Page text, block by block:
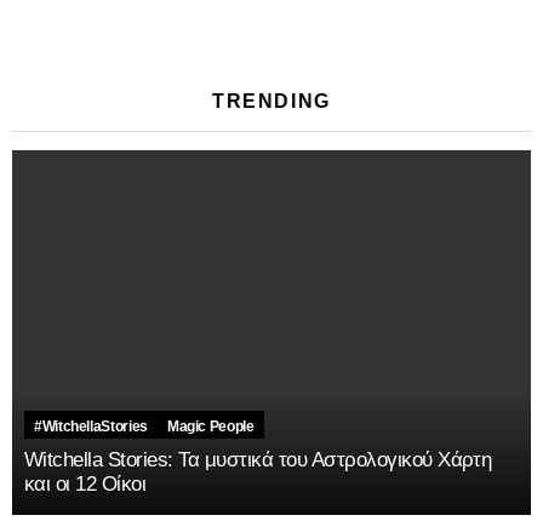
TRENDING
#WitchellaStories Magic People
Witchella Stories: Τα μυστικά του Αστρολογικού Χάρτη
και οι 12 Οίκοι